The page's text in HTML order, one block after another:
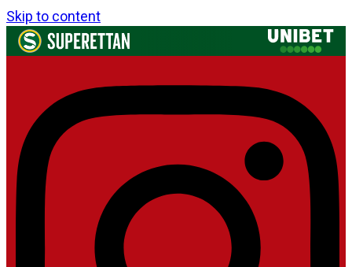
Skip to content